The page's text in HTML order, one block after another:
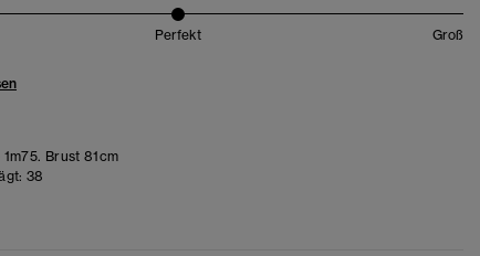
Perfekt Groß
1m75. Brust 81cm
38